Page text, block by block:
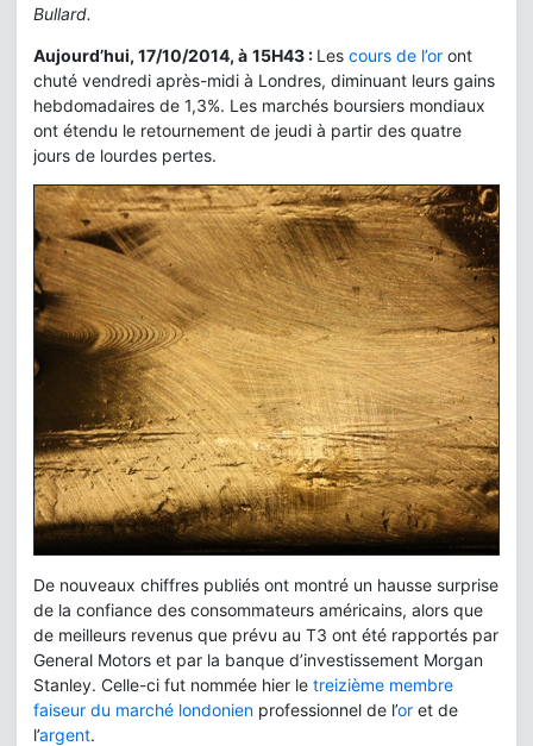
Bullard.
Aujourd’hui, 17/10/2014, à 15H43 : Les cours de l’or ont
chuté vendredi après-midi à Londres, diminuant leurs gains
hebdomadaires de 1,3%. Les marchés boursiers mondiaux
ont étendu le retournement de jeudi à partir des quatre
jours de lourdes pertes.
De nouveaux chiffres publiés ont montré un hausse surprise
de la confiance des consommateurs américains, alors que
de meilleurs revenus que prévu au T3 ont été rapportés par
General Motors et par la banque d’investissement Morgan
Stanley. Celle-ci fut nommée hier le treizième membre
faiseur du marché londonien professionnel de l’or et de
l’argent.